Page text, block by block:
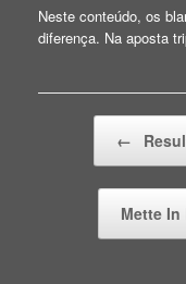
Neste conteúdo, os
diferença. Na aposta
←
Mette